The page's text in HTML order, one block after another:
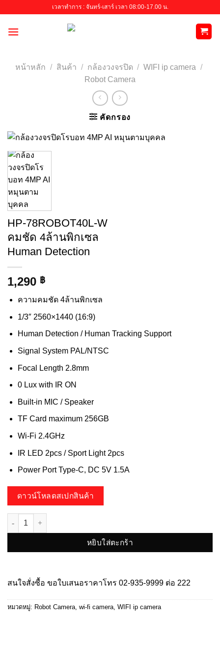
content
เวลาทำการ : จันทร์-เสาร์ เวลา 08:00-17.00 น.
หน้าหลัก / สินค้า / กล้องวงจรปิด / WIFI ip camera /
Robot Camera
คัดกรอง
HP-78ROBOT40L-W
คมชัด 4ล้านพิกเซล
Human Detection
1,290 ฿
ความคมชัด 4ล้านพิกเซล
1/3″ 2560×1440 (16:9)
Human Detection / Human Tracking Support
Signal System PAL/NTSC
Focal Length 2.8mm
0 Lux with IR ON
Built-in MIC / Speaker
TF Card maximum 256GB
Wi-Fi 2.4GHz
IR LED 2pcs / Sport Light 2pcs
Power Port Type-C, DC 5V 1.5A
ดาวน์โหลดสเปกสินค้า
จำนวน HP-78ROBOT40L-W คมชัด 4ล้านพิกเซล Human Detection
หยิบใส่ตะกร้า
สนใจสั่งซื้อ ขอใบเสนอราคาโทร 02-935-9999 ต่อ 222
หมวดหมู่: Robot Camera, wi-fi camera, WIFI ip camera